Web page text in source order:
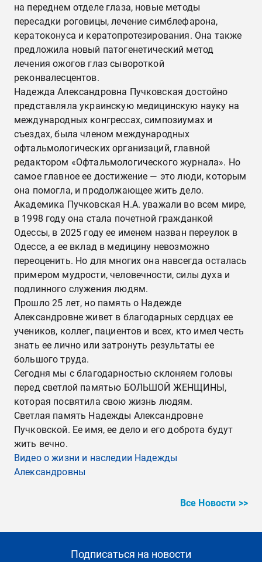
на переднем отделе глаза, новые методы
пересадки роговицы, лечение симблефарона,
кератоконуса и кератопротезирования. Она также
предложила новый патогенетический метод
лечения ожогов глаз сывороткой
реконвалесцентов.
Надежда Александровна Пучковская достойно
представляла украинскую медицинскую науку на
международных конгрессах, симпозиумах и
съездах, была членом международных
офтальмологических организаций, главной
редактором «Офтальмологического журнала». Но
самое главное ее достижение — это люди, которым
она помогла, и продолжающее жить дело.
Академика Пучковская Н.А. уважали во всем мире,
в 1998 году она стала почетной гражданкой
Одессы, в 2025 году ее именем назван переулок в
Одессе, а ее вклад в медицину невозможно
переоценить. Но для многих она навсегда осталась
примером мудрости, человечности, силы духа и
подлинного служения людям.
Прошло 25 лет, но память о Надежде
Александровне живет в благодарных сердцах ее
учеников, коллег, пациентов и всех, кто имел честь
знать ее лично или затронуть результаты ее
большого труда.
Сегодня мы с благодарностью склоняем головы
перед светлой памятью БОЛЬШОЙ ЖЕНЩИНЫ,
которая посвятила свою жизнь людям.
Светлая память Надежды Александровне
Пучковской. Ее имя, ее дело и его доброта будут
жить вечно.
Видео о жизни и наследии Надежды
Александровны
Все Новости >>
Подписаться на новости